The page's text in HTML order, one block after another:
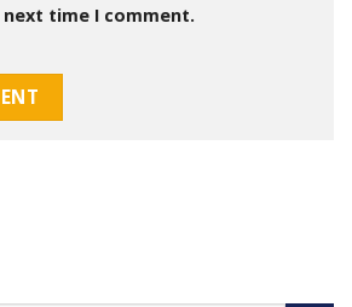
time I comment.